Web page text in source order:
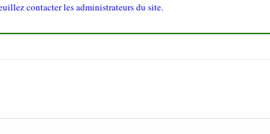
contacter les administrateurs du site.